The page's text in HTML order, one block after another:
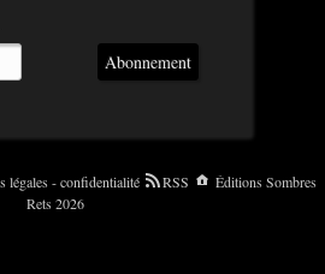
Abonnement
légales - confidentialité RSS
Éditions Sombres
Rets 2026